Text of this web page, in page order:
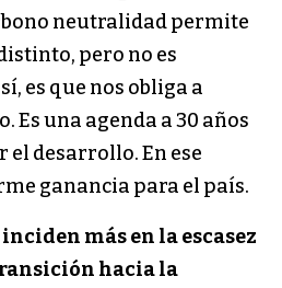
neutralidad permite
pero no es
es que nos obliga a
Es una agenda a 30 años
el desarrollo. En ese
ganancia para el país.
más en la escasez
hacia la